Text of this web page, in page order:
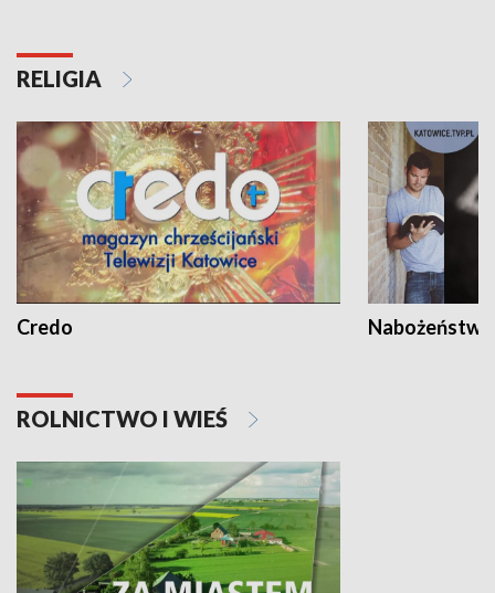
RELIGIA
Credo
ROLNICTWO I WIEŚ